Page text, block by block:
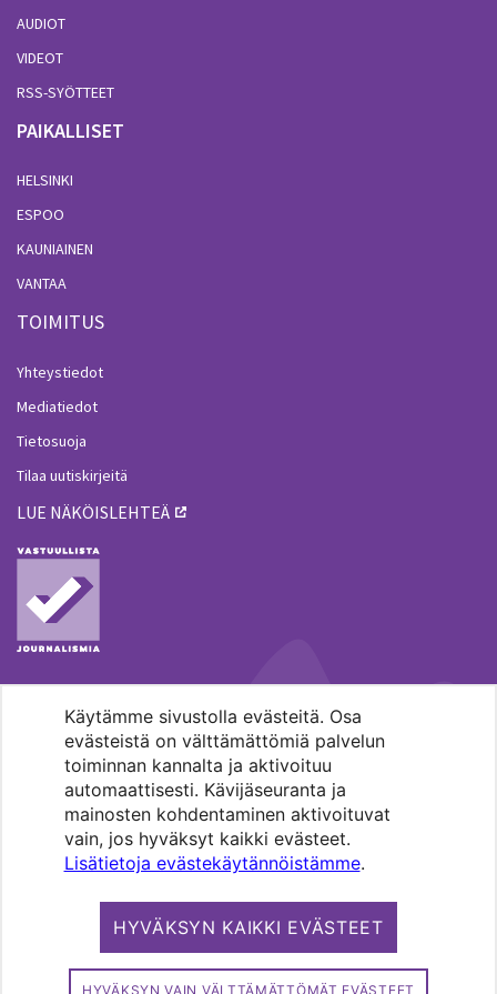
Käytämme sivustolla evästeitä. Osa
evästeistä on välttämättömiä palvelun
toiminnan kannalta ja aktivoituu
automaattisesti. Kävijäseuranta ja
mainosten kohdentaminen aktivoituvat
vain, jos hyväksyt kaikki evästeet.
Lisätietoja evästekäytännöistämme.
HYVÄKSYN KAIKKI EVÄSTEET
HYVÄKSYN VAIN VÄLTTÄMÄTTÖMÄT EVÄSTEET
AUDIOT
VIDEOT
RSS-SYÖTTEET
PAIKALLISET
HELSINKI
ESPOO
KAUNIAINEN
VANTAA
TOIMITUS
Yhteystiedot
Mediatiedot
Tietosuoja
Tilaa uutiskirjeitä
LUE NÄKÖISLEHTEÄ
MENOHAKU
Pääkaupunkiseudun evankelis-
luterilaisten seurakuntien media.
Copyright 2026. Kirkko ja kaupunki. All
rights reserved.